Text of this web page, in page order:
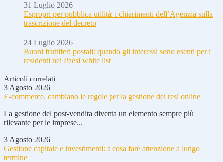
31 Luglio 2026
Espropri per pubblica utilità: i chiarimenti dell’Agenzia sulla
trascrizione del decreto
24 Luglio 2026
Buoni fruttiferi postali: quando gli interessi sono esenti per i
residenti nei Paesi white list
Articoli correlati
3 Agosto 2026
E-commerce, cambiano le regole per la gestione dei resi online
La gestione del post-vendita diventa un elemento sempre più
rilevante per le imprese...
3 Agosto 2026
Gestione capitale e investimenti: a cosa fare attenzione a lungo
termine